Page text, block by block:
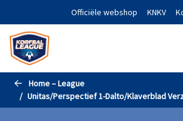
Naar de hoofdinhoud gaanOfficiële webshop KNKV
Home – League
Unitas/Perspectief 1-Dalto/Klaverblad